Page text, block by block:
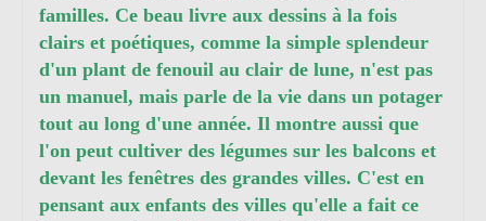
familles. Ce beau livre aux dessins à la fois
clairs et poétiques, comme la simple splendeur
d'un plant de fenouil au clair de lune, n'est pas
un manuel, mais parle de la vie dans un potager
tout au long d'une année. Il montre aussi que
l'on peut cultiver des légumes sur les balcons et
devant les fenêtres des grandes villes. C'est en
pensant aux enfants des villes qu'elle a fait ce